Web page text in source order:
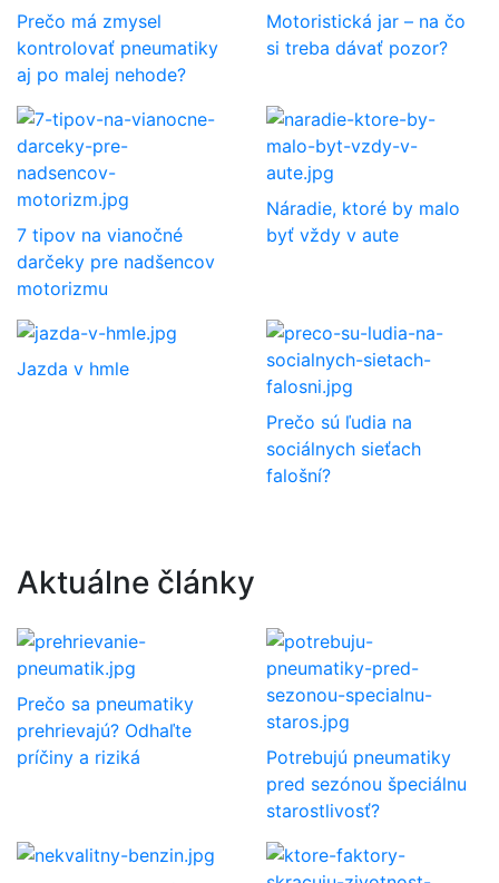
Prečo má zmysel
kontrolovať pneumatiky
aj po malej nehode?
Motoristická jar – na čo
si treba dávať pozor?
7 tipov na vianočné
darčeky pre nadšencov
motorizmu
Náradie, ktoré by malo
byť vždy v aute
Jazda v hmle
Prečo sú ľudia na
sociálnych sieťach
falošní?
Aktuálne články
Prečo sa pneumatiky
prehrievajú? Odhaľte
príčiny a riziká
Potrebujú pneumatiky
pred sezónou špeciálnu
starostlivosť?